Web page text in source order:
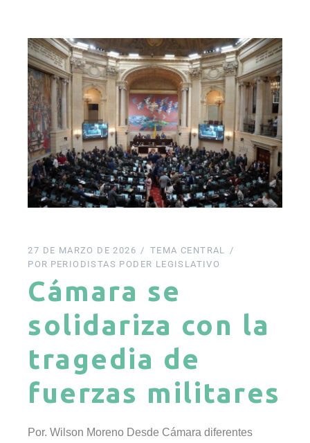
27 DE MARZO DE 2026
TEMA CENTRAL
POR PERIODISTAS PODER LEGISLATIVO
Cámara se
solidariza con la
tragedia de
fuerzas militares
Por. Wilson Moreno Desde Cámara diferentes